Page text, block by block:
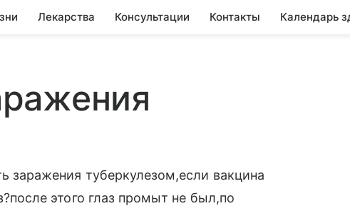
Лекарства Консультации Контакты Календарь
заражения туберкулезом,если вакцина
этого глаз промыт не был,по